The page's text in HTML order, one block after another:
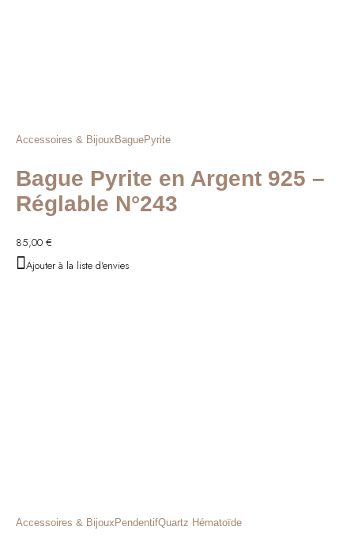
Accessoires & Bijoux BaguePyrite
Bague Pyrite en Argent 925 –
Réglable N°243
85,00 €
Ajouter à la liste d'envies
Accessoires & Bijoux PendentifQuartz Hématoïde